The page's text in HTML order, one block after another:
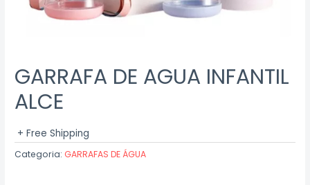
GARRAFA DE AGUA INFANTIL
ALCE
+ Free Shipping
Categoria: GARRAFAS DE ÁGUA